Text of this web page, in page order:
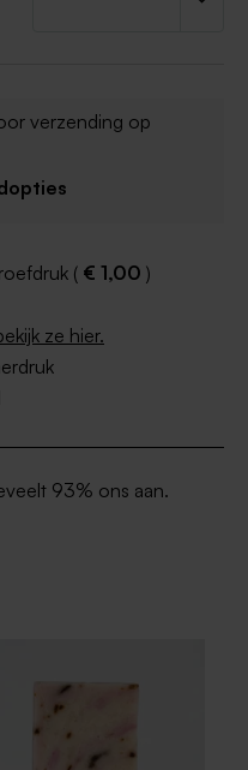
verzending op
( € 1,00 )
ze hier.
93% ons aan.